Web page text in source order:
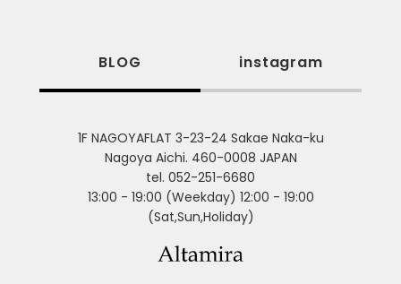
BLOG instagram
1F NAGOYAFLAT 3-23-24 Sakae Naka-ku
Nagoya Aichi. 460-0008 JAPAN
tel. 052-251-6680
13:00 - 19:00 (Weekday) 12:00 - 19:00
(Sat,Sun,Holiday)